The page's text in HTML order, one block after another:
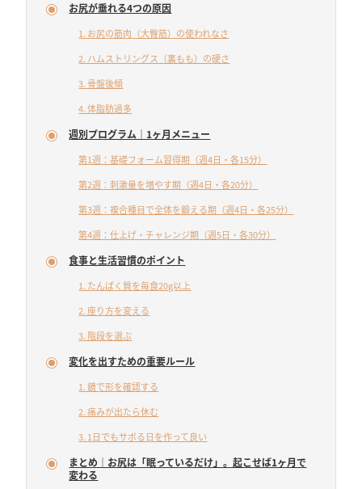
お尻が垂れる4つの原因
1. お尻の筋肉（大臀筋）の使われなさ
2. ハムストリングス（裏もも）の硬さ
3. 骨盤後傾
4. 体脂肪過多
週別プログラム｜1ヶ月メニュー
第1週：基礎フォーム習得期（週4日・各15分）
第2週：刺激量を増やす期（週4日・各20分）
第3週：複合種目で全体を鍛える期（週4日・各25分）
第4週：仕上げ・チャレンジ期（週5日・各30分）
食事と生活習慣のポイント
1. たんぱく質を毎食20g以上
2. 座り方を変える
3. 階段を選ぶ
変化を出すための重要ルール
1. 鏡で形を確認する
2. 痛みが出たら休む
3. 1日でもサボる日を作って良い
まとめ｜お尻は「眠っているだけ」。起こせば1ヶ月で
変わる